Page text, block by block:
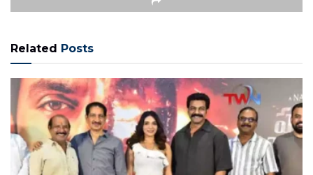
Related Posts